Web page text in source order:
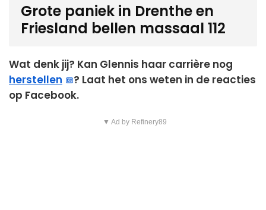
Grote paniek in Drenthe en
Friesland bellen massaal 112
Wat denk jij? Kan Glennis haar carrière nog
herstellen
? Laat het ons weten in de reacties
op Facebook.
▼ Ad by Refinery89